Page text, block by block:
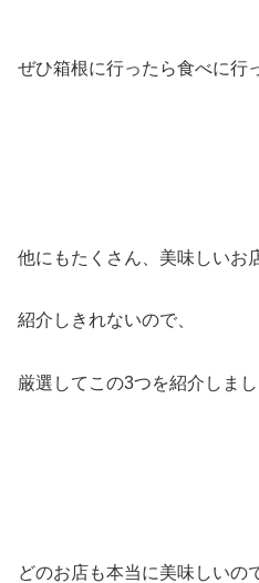
ぜひ箱根に行ったら食べに行
他にもたくさん、美味しいお
紹介しきれないので、
厳選してこの3つを紹介しまし
どのお店も本当に美味しいの